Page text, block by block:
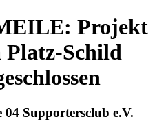
Projekt
Schild
Supportersclub e.V.